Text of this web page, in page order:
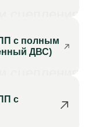
с полным
ДВС)
с